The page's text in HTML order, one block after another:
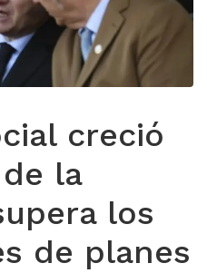
creció
la
los
de planes